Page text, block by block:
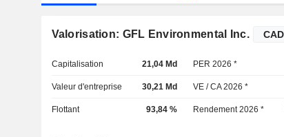
Valorisation: GFL Environmental Inc.
Capitalisation 21,04 Md PER 2026 *
Valeur d'entreprise 30,21 Md VE / CA 2026 *
Flottant 93,84 % Rendement 2026 *